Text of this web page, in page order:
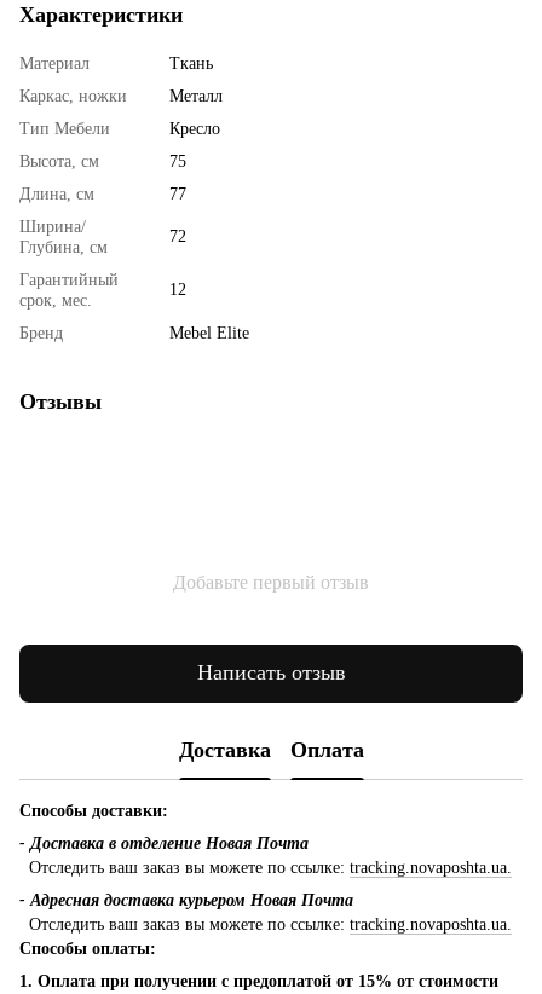
Характеристики
Материал
Ткань
Каркас, ножки
Металл
Тип Мебели
Кресло
Высота, см
75
Длина, см
77
Ширина/
Глубина, см
72
Гарантийный
срок, мес.
12
Бренд Mebel Elite
Отзывы
Добавьте первый отзыв
Написать отзыв
Доставка Оплата
Способы доставки:
- Доставка в отделение Новая Почта
Отследить ваш заказ вы можете по ссылке: tracking.novaposhta.ua.
- Адресная доставка курьером Новая Почта
Отследить ваш заказ вы можете по ссылке: tracking.novaposhta.ua.
Способы оплаты:
1. Оплата при получении с предоплатой от 15% от стоимости